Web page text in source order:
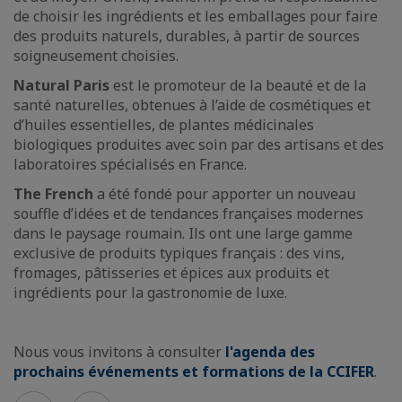
de choisir les ingrédients et les emballages pour faire
des produits naturels, durables, à partir de sources
soigneusement choisies.
Natural Paris est le promoteur de la beauté et de la
santé naturelles, obtenues à l’aide de cosmétiques et
d’huiles essentielles, de plantes médicinales
biologiques produites avec soin par des artisans et des
laboratoires spécialisés en France.
The French a été fondé pour apporter un nouveau
souffle d’idées et de tendances françaises modernes
dans le paysage roumain. Ils ont une large gamme
exclusive de produits typiques français : des vins,
fromages, pâtisseries et épices aux produits et
ingrédients pour la gastronomie de luxe.
Nous vous invitons à consulter l'agenda des
prochains événements et formations de la CCIFER.